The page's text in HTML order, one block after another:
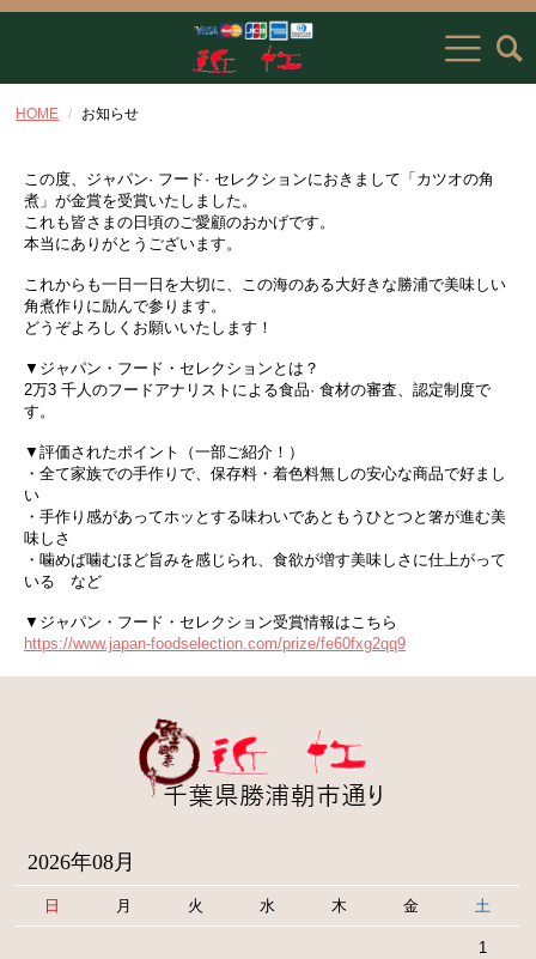
HOME お知らせ
この度、ジャパン· フード· セレクションにおきまして「カツオの角
煮」が金賞を受賞いたしました。
これも皆さまの日頃のご愛顧のおかげです。
本当にありがとうございます。
これからも一日一日を大切に、この海のある大好きな勝浦で美味しい
角煮作りに励んで参ります。
どうぞよろしくお願いいたします！
▼ジャパン・フード・セレクションとは？
2万3 千人のフードアナリストによる食品· 食材の審査、認定制度で
す。
▼評価されたポイント（一部ご紹介！）
・全て家族での手作りで、保存料・着色料無しの安心な商品で好まし
い
・手作り感があってホッとする味わいであともうひとつと箸が進む美
味しさ
・噛めば噛むほど旨みを感じられ、食欲が増す美味しさに仕上がって
いる など
▼ジャパン・フード・セレクション受賞情報はこちら
https://www.japan-foodselection.com/prize/fe60fxg2qq9
2026年08月
日 月 火 水 木 金 土
1